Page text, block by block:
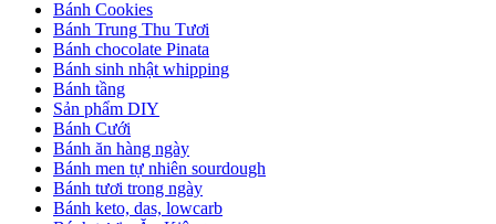
Bánh Cookies
Bánh Trung Thu Tươi
Bánh chocolate Pinata
Bánh sinh nhật whipping
Bánh tầng
Sản phẩm DIY
Bánh Cưới
Bánh ăn hàng ngày
Bánh men tự nhiên sourdough
Bánh tươi trong ngày
Bánh keto, das, lowcarb